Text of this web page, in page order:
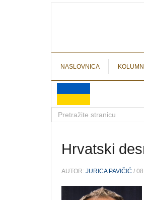
NASLOVNICA
Hrvatski
AUTOR: JURICA PAVIČIĆ /